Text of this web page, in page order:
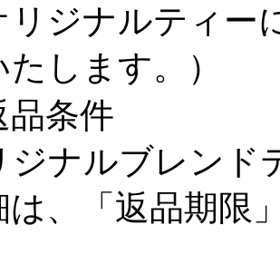
リジナルティ
します。）
品条件
ジナルブレンド
は、「返品期限